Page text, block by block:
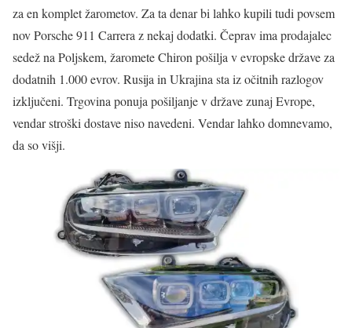
za en komplet žarometov. Za ta denar bi lahko kupili tudi povsem
nov Porsche 911 Carrera z nekaj dodatki. Čeprav ima prodajalec
sedež na Poljskem, žaromete Chiron pošilja v evropske države za
dodatnih 1.000 evrov. Rusija in Ukrajina sta iz očitnih razlogov
izključeni. Trgovina ponuja pošiljanje v države zunaj Evrope,
vendar stroški dostave niso navedeni. Vendar lahko domnevamo,
da so višji.